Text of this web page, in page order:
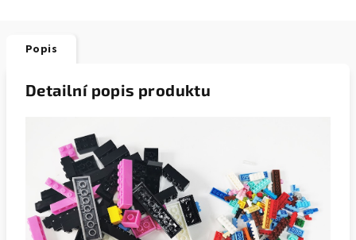
Popis
Detailní popis produktu